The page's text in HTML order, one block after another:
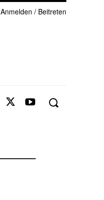
Anmelden / Beitreten